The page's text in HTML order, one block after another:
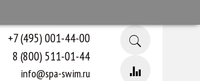
+7 (495) 001-44-00
8 (800) 511-01-44
info@spa-swim.ru